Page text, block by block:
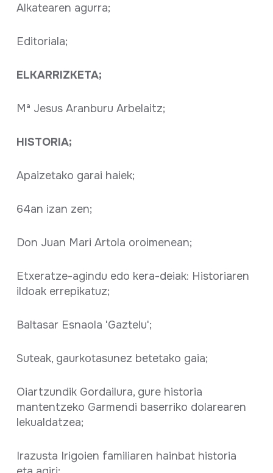
Alkatearen agurra;
Editoriala;
ELKARRIZKETA;
Mª Jesus Aranburu Arbelaitz;
HISTORIA;
Apaizetako garai haiek;
64an izan zen;
Don Juan Mari Artola oroimenean;
Etxeratze-agindu edo kera-deiak: Historiaren
ildoak errepikatuz;
Baltasar Esnaola 'Gaztelu';
Suteak, gaurkotasunez betetako gaia;
Oiartzundik Gordailura, gure historia
mantentzeko Garmendi baserriko dolarearen
lekualdatzea;
Irazusta Irigoien familiaren hainbat historia